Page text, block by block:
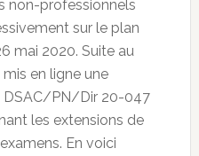
non-professionnels
sur le plan
mai 2020. Suite au
en ligne une
DSAC/PN/Dir 20-047
les extensions de
En voici